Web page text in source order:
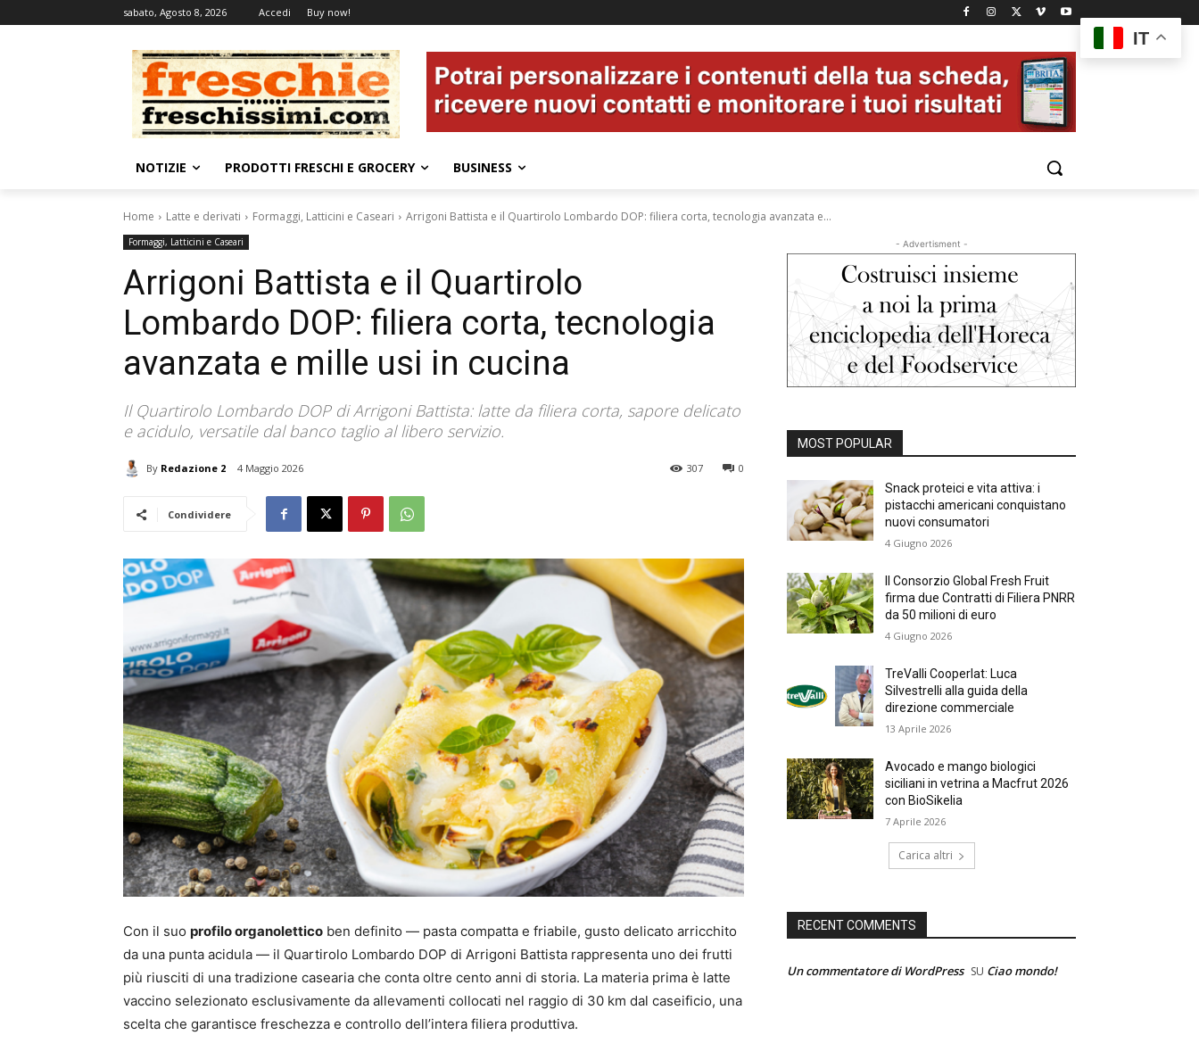
sabato, Agosto 8, 2026 Accedi Buy now!
NOTIZIE PRODOTTI FRESCHI E GROCERY BUSINESS
Home Latte e derivati Formaggi, Latticini e Caseari Arrigoni Battista e il Quartirolo Lombardo DOP: filiera corta, tecnologia avanzata e...
Formaggi, Latticini e Caseari
Arrigoni Battista e il Quartirolo
Lombardo DOP: filiera corta, tecnologia
avanzata e mille usi in cucina
Il Quartirolo Lombardo DOP di Arrigoni Battista: latte da filiera corta, sapore delicato
e acidulo, versatile dal banco taglio al libero servizio.
By Redazione 2 4 Maggio 2026 0
307
Condividere
Con il suo profilo organolettico ben definito — pasta compatta e friabile, gusto delicato arricchito
da una punta acidula — il Quartirolo Lombardo DOP di Arrigoni Battista rappresenta uno dei frutti
più riusciti di una tradizione casearia che conta oltre cento anni di storia. La materia prima è latte
vaccino selezionato esclusivamente da allevamenti collocati nel raggio di 30 km dal caseificio, una
scelta che garantisce freschezza e controllo dell’intera filiera produttiva.
- Advertisment -
MOST POPULAR
Snack proteici e vita attiva: i
pistacchi americani conquistano
nuovi consumatori
4 Giugno 2026
Il Consorzio Global Fresh Fruit
firma due Contratti di Filiera PNRR
da 50 milioni di euro
4 Giugno 2026
TreValli Cooperlat: Luca
Silvestrelli alla guida della
direzione commerciale
13 Aprile 2026
Avocado e mango biologici
siciliani in vetrina a Macfrut 2026
con BioSikelia
7 Aprile 2026
Carica altri
RECENT COMMENTS
Un commentatore di WordPress SU Ciao mondo!
IT